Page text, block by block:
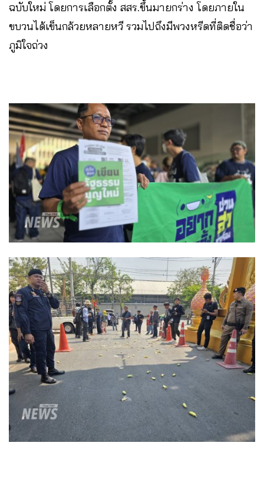
ฉบับใหม่ โดยการเลือกตั้ง​ สสร.ขึ้นมายกร่าง​ โดยภายใน
ขบวนได้เข็นกล้วยหลายหวี รวมไปถึงมีพวงหรีดที่ติดชื่อว่า
ภูมิใจถ่วง​